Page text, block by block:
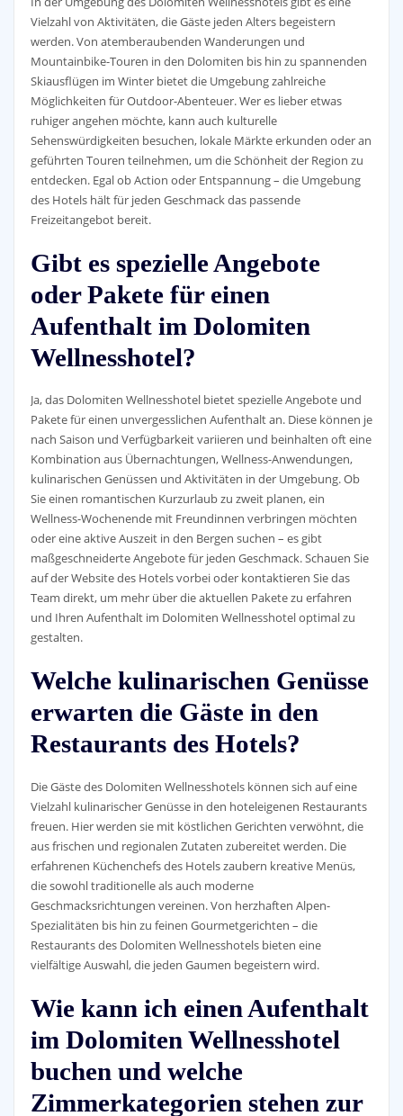
Vielzahl von Aktivitäten, die Gäste jeden Alters begeistern
werden. Von atemberaubenden Wanderungen und
Mountainbike-Touren in den Dolomiten bis hin zu spannenden
Skiausflügen im Winter bietet die Umgebung zahlreiche
Möglichkeiten für Outdoor-Abenteuer. Wer es lieber etwas
ruhiger angehen möchte, kann auch kulturelle
Sehenswürdigkeiten besuchen, lokale Märkte erkunden oder an
geführten Touren teilnehmen, um die Schönheit der Region zu
entdecken. Egal ob Action oder Entspannung – die Umgebung
des Hotels hält für jeden Geschmack das passende
Freizeitangebot bereit.
Gibt es spezielle Angebote
oder Pakete für einen
Aufenthalt im Dolomiten
Wellnesshotel?
Ja, das Dolomiten Wellnesshotel bietet spezielle Angebote und
Pakete für einen unvergesslichen Aufenthalt an. Diese können je
nach Saison und Verfügbarkeit variieren und beinhalten oft eine
Kombination aus Übernachtungen, Wellness-Anwendungen,
kulinarischen Genüssen und Aktivitäten in der Umgebung. Ob
Sie einen romantischen Kurzurlaub zu zweit planen, ein
Wellness-Wochenende mit Freundinnen verbringen möchten
oder eine aktive Auszeit in den Bergen suchen – es gibt
maßgeschneiderte Angebote für jeden Geschmack. Schauen Sie
auf der Website des Hotels vorbei oder kontaktieren Sie das
Team direkt, um mehr über die aktuellen Pakete zu erfahren
und Ihren Aufenthalt im Dolomiten Wellnesshotel optimal zu
gestalten.
Welche kulinarischen Genüsse
erwarten die Gäste in den
Restaurants des Hotels?
Die Gäste des Dolomiten Wellnesshotels können sich auf eine
Vielzahl kulinarischer Genüsse in den hoteleigenen Restaurants
freuen. Hier werden sie mit köstlichen Gerichten verwöhnt, die
aus frischen und regionalen Zutaten zubereitet werden. Die
erfahrenen Küchenchefs des Hotels zaubern kreative Menüs,
die sowohl traditionelle als auch moderne
Geschmacksrichtungen vereinen. Von herzhaften Alpen-
Spezialitäten bis hin zu feinen Gourmetgerichten – die
Restaurants des Dolomiten Wellnesshotels bieten eine
vielfältige Auswahl, die jeden Gaumen begeistern wird.
Wie kann ich einen Aufenthalt
im Dolomiten Wellnesshotel
buchen und welche
Zimmerkategorien stehen zur